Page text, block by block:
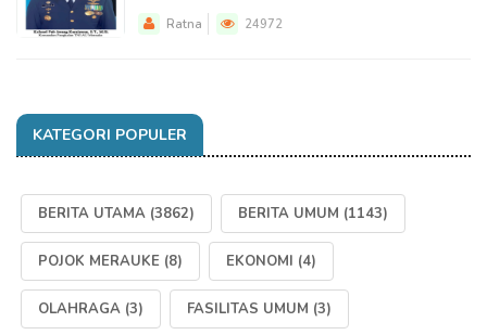
Ratna 24972
KATEGORI POPULER
BERITA UTAMA (3862) BERITA UMUM (1143)
POJOK MERAUKE (8) EKONOMI (4)
OLAHRAGA (3) FASILITAS UMUM (3)